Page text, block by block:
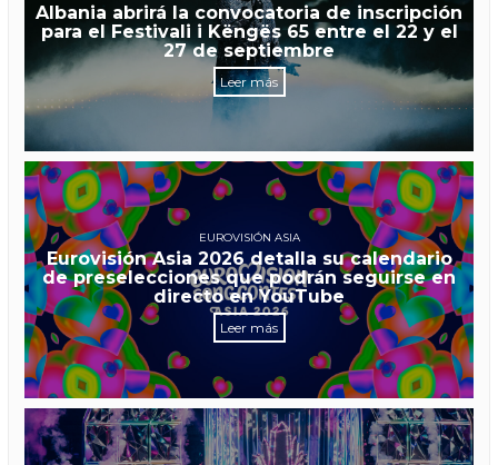
Albania abrirá la convocatoria de inscripción
para el Festivali i Këngës 65 entre el 22 y el
27 de septiembre
Leer más
EUROVISIÓN ASIA
Eurovisión Asia 2026 detalla su calendario
de preselecciones que podrán seguirse en
directo en YouTube
Leer más